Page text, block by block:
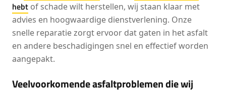
hebt of schade wilt herstellen, wij staan klaar met
advies en hoogwaardige dienstverlening. Onze
snelle reparatie zorgt ervoor dat gaten in het asfalt
en andere beschadigingen snel en effectief worden
aangepakt.
Veelvoorkomende asfaltproblemen die wij